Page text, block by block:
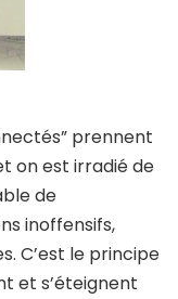
prennent
on est irradié de
de
inoffensifs,
C’est le principe
et s’éteignent